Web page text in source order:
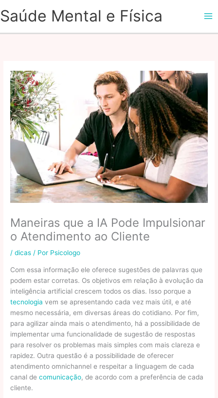
para
Saúde Mental e Física
Maneiras que a IA Pode Impulsionar
o Atendimento ao Cliente
/dicas / Por Psicologo
Com essa informação ele oferece sugestões de palavras que
podem estar corretas. Os objetivos em relação à evolução da
inteligência artificial crescem todos os dias. Isso porque a
tecnologia vem se apresentando cada vez mais útil, e até
mesmo necessária, em diversas áreas do cotidiano. Por fim,
para agilizar ainda mais o atendimento, há a possibilidade de
implementar uma funcionalidade de sugestão de respostas
para resolver os problemas mais simples com mais clareza e
rapidez. Outra questão é a possibilidade de oferecer
atendimento omnichannel e respeitar a linguagem de cada
canal decomunicação, de acordo com a preferência de cada
cliente.